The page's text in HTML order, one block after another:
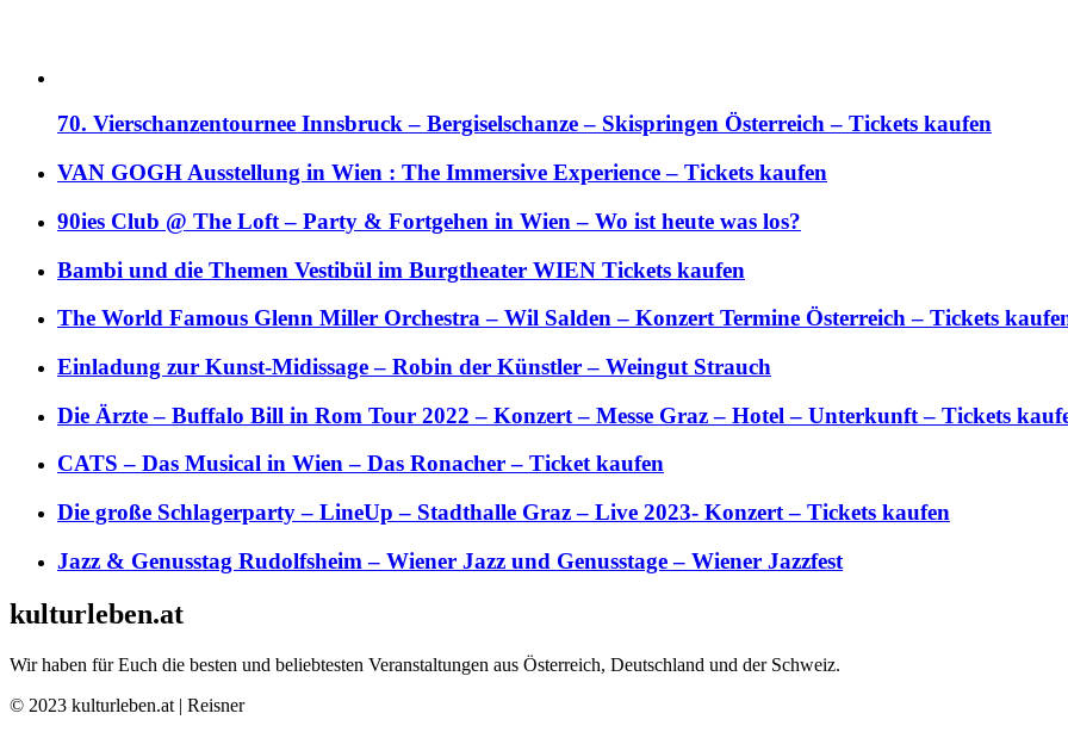
70. Vierschanzentournee Innsbruck – Bergiselschanze – Skispringen Österreich – Tickets kaufen
VAN GOGH Ausstellung in Wien : The Immersive Experience – Tickets kaufen
90ies Club @ The Loft – Party & Fortgehen in Wien – Wo ist heute was los?
Bambi und die Themen Vestibül im Burgtheater WIEN Tickets kaufen
The World Famous Glenn Miller Orchestra – Wil Salden – Konzert Termine Österreich – Tickets
Einladung zur Kunst-Midissage – Robin der Künstler – Weingut Strauch
Die Ärzte – Buffalo Bill in Rom Tour 2022 – Konzert – Messe Graz – Hotel – Unterkunft – Tickets
CATS – Das Musical in Wien – Das Ronacher – Ticket kaufen
Die große Schlagerparty – LineUp – Stadthalle Graz – Live 2023- Konzert – Tickets kaufen
Jazz & Genusstag Rudolfsheim – Wiener Jazz und Genusstage – Wiener Jazzfest
kulturleben.at
Wir haben für Euch die besten und beliebtesten Veranstaltungen aus Österreich, Deutschland und der Schweiz.
© 2023 kulturleben.at | Reisner